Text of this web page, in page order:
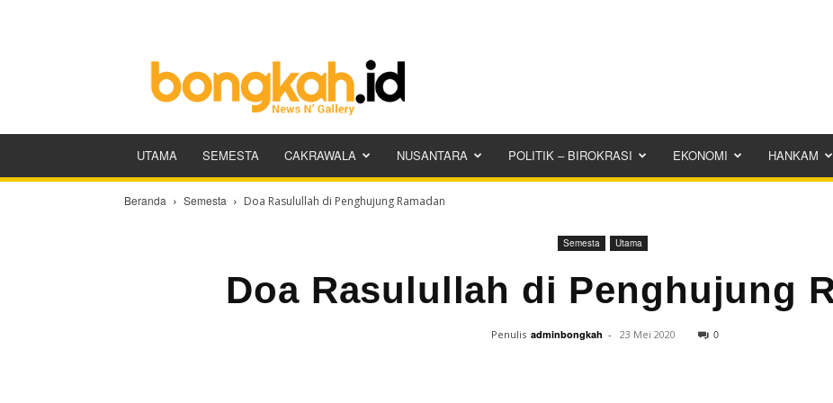
UTAMA SEMESTA CAKRAWALA NUSANTARA POLITIK – BIROKRASI EKONOMI HANKAM
Beranda Semesta Doa Rasulullah di Penghujung Ramadan
Semesta Utama
Doa Rasulullah di Penghujung
Penulis adminbongkah - 23 Mei 2020 0